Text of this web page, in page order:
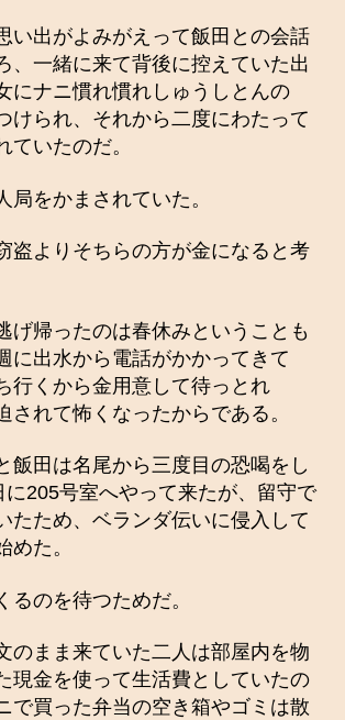
い出がよみがえって飯田との会話
、一緒に来て背後に控えていた出
にナニ慣れ慣れしゅうしとんの
けられ、それから二度にわたって
ていたのだ。
局をかまされていた。
盗よりそちらの方が金になると考
げ帰ったのは春休みということも
に出水から電話がかかってきて
行くから金用意して待っとれ
されて怖くなったからである。
飯田は名尾から三度目の恐喝をし
に205号室へやって来たが、留守で
たため、ベランダ伝いに侵入して
めた。
るのを待つためだ。
のまま来ていた二人は部屋内を物
現金を使って生活費としていたの
で買った弁当の空き箱やゴミは散